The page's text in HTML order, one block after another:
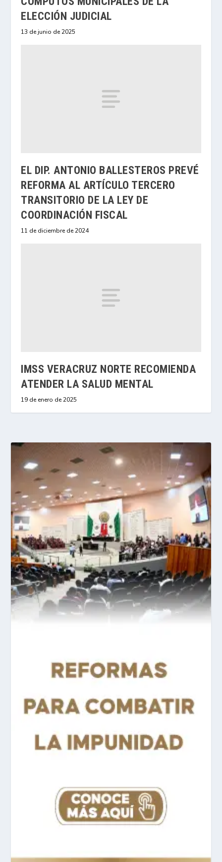
ELECCIÓN JUDICIAL
13 de junio de 2025
EL DIP. ANTONIO BALLESTEROS PREVÉ
REFORMA AL ARTÍCULO TERCERO
TRANSITORIO DE LA LEY DE
COORDINACIÓN FISCAL
11 de diciembre de 2024
IMSS VERACRUZ NORTE RECOMIENDA
ATENDER LA SALUD MENTAL
19 de enero de 2025